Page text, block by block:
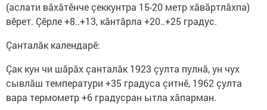
(аслати вăхăтӗнче çеккунтра 15-20 метр хăвăртлăхпа)
вӗрет. Çӗрле +8..+13, кăнтăрла +20..+25 градус.
Çанталăк календарӗ:
Çак кун чи шăрăх çанталăк 1923 çулта пулнă, ун чух
сывлăш температури +35 градуса çитнӗ, 1962 çулта
вара термометр +6 градусран ытла хăпарман.